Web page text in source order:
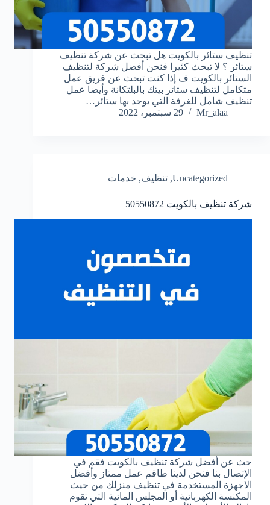
تنظيف ستائر بالكويت هل تبحث عن شركة تنظيف
ستائر ؟ ‏لا تبحث كثيرا فنحن أفضل شركة لتنظيف
الستائر بالكويت ف إذا كنت تبحث عن فريق عمل
متكامل لتنظيف ستائر بيتك بالبلتكانة وأيضا عمل
تنظيف شامل للغرفة التي يوجد بها ستائر…
Mr_alaa
29 سبتمبر، 2022
Uncategorized
, تنظيف, خدمات
شركة تنظيف بالكويت 50550872
حث عن أفضل شركة تنظيف بالكويت فقم في
الإتصال بنا فنحن لدينا طاقم عمل ممتاز وأفضل
الاجهزة المستخدمة في تنظيف منزلك من حيث
المكنسة الكهربائية أو المجلس المائية التي تقوم